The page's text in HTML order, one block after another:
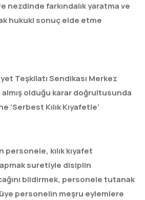
nezdinde farkındalık yaratma ve
hukuki sonuç elde etme
Teşkilatı Sendikası Merkez
olduğu karar doğrultusunda
‘Serbest Kılık Kıyafetle’
personele, kılık kıyafet
suretiyle disiplin
bildirmek, personele tutanak
personelin meşru eylemlere